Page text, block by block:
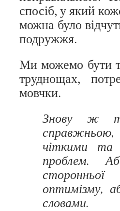
спосіб, у який
можна було
подружжя.
Ми можемо бути
труднощах,
мовчки.
Знову ж
справжньою,
чіткими та
проблем.
оптимізму,
словами.